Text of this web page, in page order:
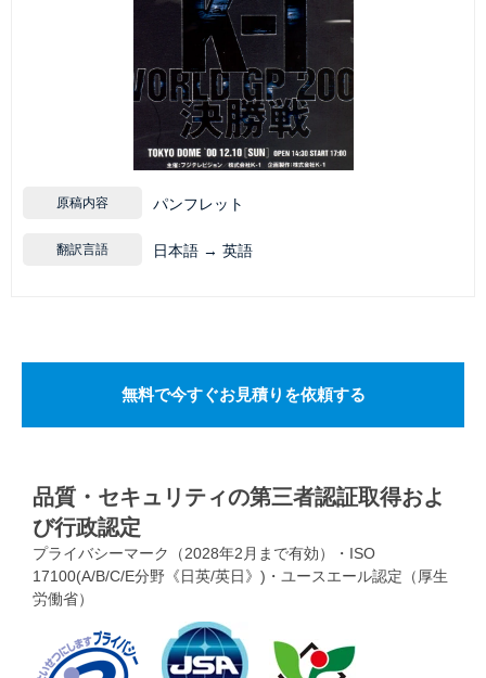
原稿内容 パンフレット
翻訳言語 日本語 → 英語
無料で今すぐお見積りを依頼する
品質・セキュリティの第三者認証取得およ
び行政認定
プライバシーマーク（2028年2月まで有効）・ISO
17100(A/B/C/E分野《日英/英日》)・ユースエール認定（厚生
労働省）